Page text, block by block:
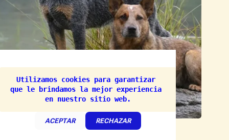
Utilizamos cookies para garantizar
que le brindamos la mejor experiencia
en nuestro sitio web.
ACEPTAR RECHAZAR
(63) El Boyero Australiano, todo de este “El Guardián
Incansable del Trabajo y la Lealtad”